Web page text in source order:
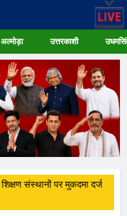
अल्मोड़ा उत्तरकाशी
संस्थानों पर मुकदमा दर्ज